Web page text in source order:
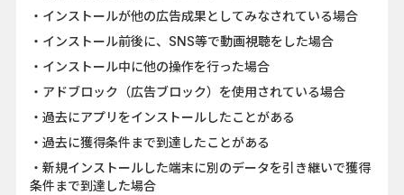
・インストールが他の広告成果としてみなされている場合
・インストール前後に、SNS等で動画視聴をした場合
・インストール中に他の操作を行った場合
・アドブロック（広告ブロック）を使用されている場合
・過去にアプリをインストールしたことがある
・過去に獲得条件まで到達したことがある
・新規インストールした端末に別のデータを引き継いで獲得
条件まで到達した場合